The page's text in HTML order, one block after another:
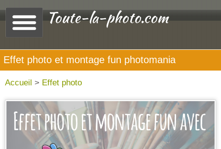
Toute-la-photo.com
Effet photo et montage fun photomania
Accueil > Effet photo